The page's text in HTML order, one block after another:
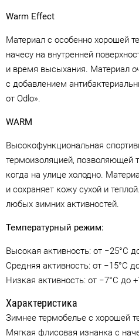
Warm Effect
Материал с особенно хорошей
начесу на внутренней
и время высыхания. Материал
с добавлением
от Odlo».
WARM
Высокофункциональная
термоизоляцией, позволяющей
когда на улице холодно.
и сохраняет кожу сухой и
любых зимних активностей.
Температурный режим:
Высокая активность: от −25°C
Средняя активность: от −15°C
Низкая активность: от −7°C до
Характеристика
Зимнее термобелье с хорошей
Мягкая флисовая изнанка с